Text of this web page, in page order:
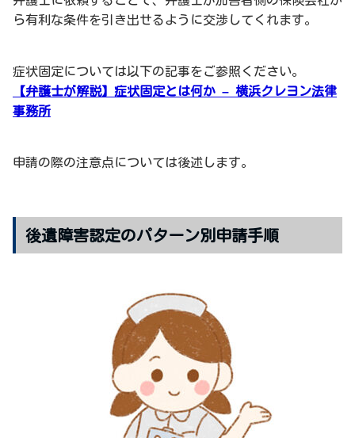
ら有利な条件を引き出せるように交渉してくれます。
症状固定については以下の記事をご参照ください。
【弁護士が解説】症状固定とは何か – 横浜クレヨン法律
事務所
申請の際の注意点については後述します。
後遺障害認定のパターン別申請手順